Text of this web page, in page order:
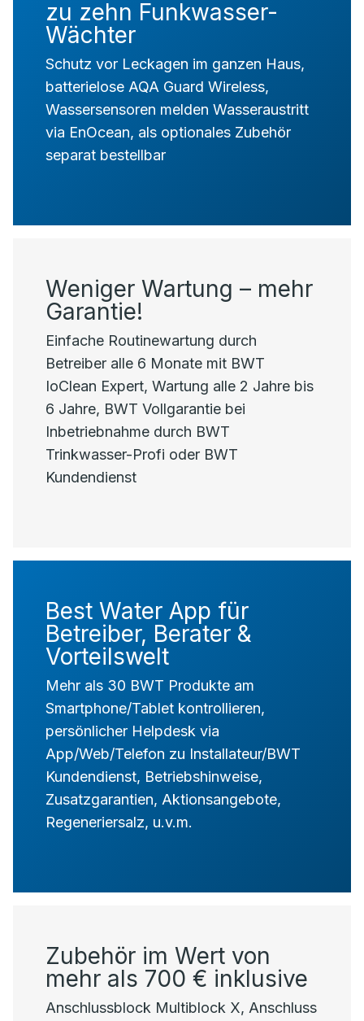
zu zehn Funkwasser-
Wächter
Schutz vor Leckagen im ganzen Haus,
batterielose AQA Guard Wireless,
Wassersensoren melden Wasseraustritt
via EnOcean, als optionales Zubehör
separat bestellbar
Weniger Wartung – mehr
Garantie!
Einfache Routinewartung durch
Betreiber alle 6 Monate mit BWT
IoClean Expert, Wartung alle 2 Jahre bis
6 Jahre, BWT Vollgarantie bei
Inbetriebnahme durch BWT
Trinkwasser-Profi oder BWT
Kundendienst
Best Water App für
Betreiber, Berater &
Vorteilswelt
Mehr als 30 BWT Produkte am
Smartphone/Tablet kontrollieren,
persönlicher Helpdesk via
App/Web/Telefon zu Installateur/BWT
Kundendienst, Betriebshinweise,
Zusatzgarantien, Aktionsangebote,
Regeneriersalz, u.v.m.
Zubehör im Wert von
mehr als 700 € inklusive
Anschlussblock Multiblock X, Anschluss